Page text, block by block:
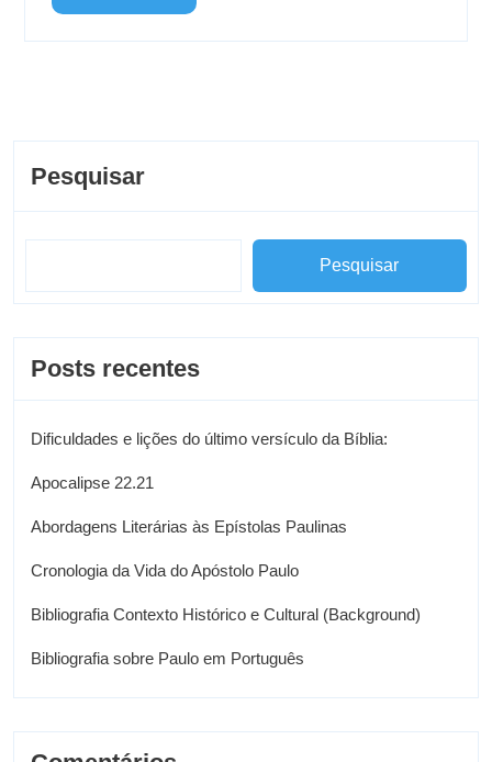
Pesquisar
Pesquisar
Posts recentes
Dificuldades e lições do último versículo da Bíblia:
Apocalipse 22.21
Abordagens Literárias às Epístolas Paulinas
Cronologia da Vida do Apóstolo Paulo
Bibliografia Contexto Histórico e Cultural (Background)
Bibliografia sobre Paulo em Português